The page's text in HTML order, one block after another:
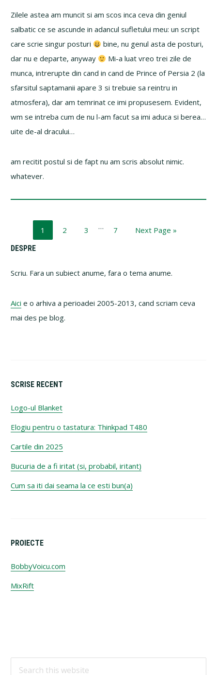
Zilele astea am muncit si am scos inca ceva din geniul
salbatic ce se ascunde in adancul sufletului meu: un script
care scrie singur posturi
bine, nu genul asta de posturi,
dar nu e departe, anyway
Mi-a luat vreo trei zile de
munca, intrerupte din cand in cand de Prince of Persia 2 (la
sfarsitul saptamanii apare 3 si trebuie sa reintru in
atmosfera), dar am temrinat ce imi propusesem. Evident,
wm se intreba cum de nu l-am facut sa imi aduca si berea…
uite de-al dracului…
am recitit postul si de fapt nu am scris absolut nimic.
whatever.
Page
1 Page
2 Page
3
Interim
… Page
7
Go
Next Page »
Primary
Sidebar
DESPRE
Scriu. Fara un subiect anume, fara o tema anume.
Aici e o arhiva a perioadei 2005-2013, cand scriam ceva
mai des pe blog.
SCRISE RECENT
Logo-ul Blanket
Elogiu pentru o tastatura: Thinkpad T480
Cartile din 2025
Bucuria de a fi iritat (si, probabil, iritant)
Cum sa iti dai seama la ce esti bun(a)
PROIECTE
BobbyVoicu.com
MixRift
Footer